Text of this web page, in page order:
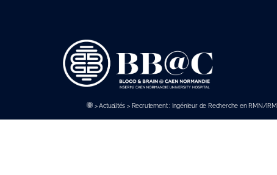
>Actualités > Recrutement : Ingénieur de Recherche en RMN/IRM